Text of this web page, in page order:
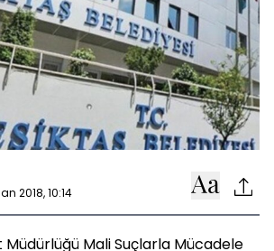
2018, 10:14
Mali Suçlarla Mücadele